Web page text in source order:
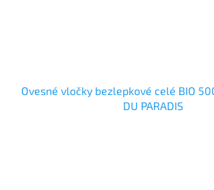
Ovesné vločky bezlepkové celé BIO
DU PARADIS